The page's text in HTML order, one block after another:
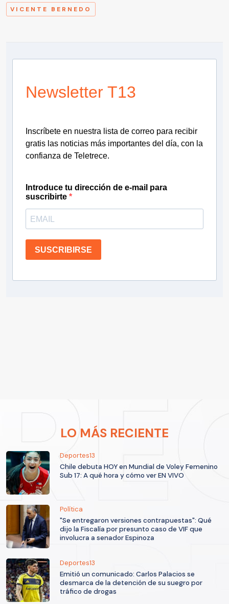
VICENTE BERNEDO
Newsletter T13
Inscríbete en nuestra lista de correo para recibir
gratis las noticias más importantes del día, con la
confianza de Teletrece.
Introduce tu dirección de e-mail para
suscribirte
SUSCRIBIRSE
LO MÁS RECIENTE
Deportes13
Chile debuta HOY en Mundial de Voley Femenino
Sub 17: A qué hora y cómo ver EN VIVO
Política
"Se entregaron versiones contrapuestas": Qué
dijo la Fiscalía por presunto caso de VIF que
involucra a senador Espinoza
Deportes13
Emitió un comunicado: Carlos Palacios se
desmarca de la detención de su suegro por
tráfico de drogas